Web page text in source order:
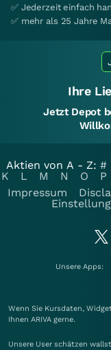
✅ Jederzeit einfach
✅ mehr als 25 Jahre
Ihre
Jetzt Depot
Aktien von A - Z: #
K
L M N O P
Impressum
Unsere Apps:
Wenn Sie Kursdaten,
Ihnen ARIVA gerne.
Unsere User schätzen